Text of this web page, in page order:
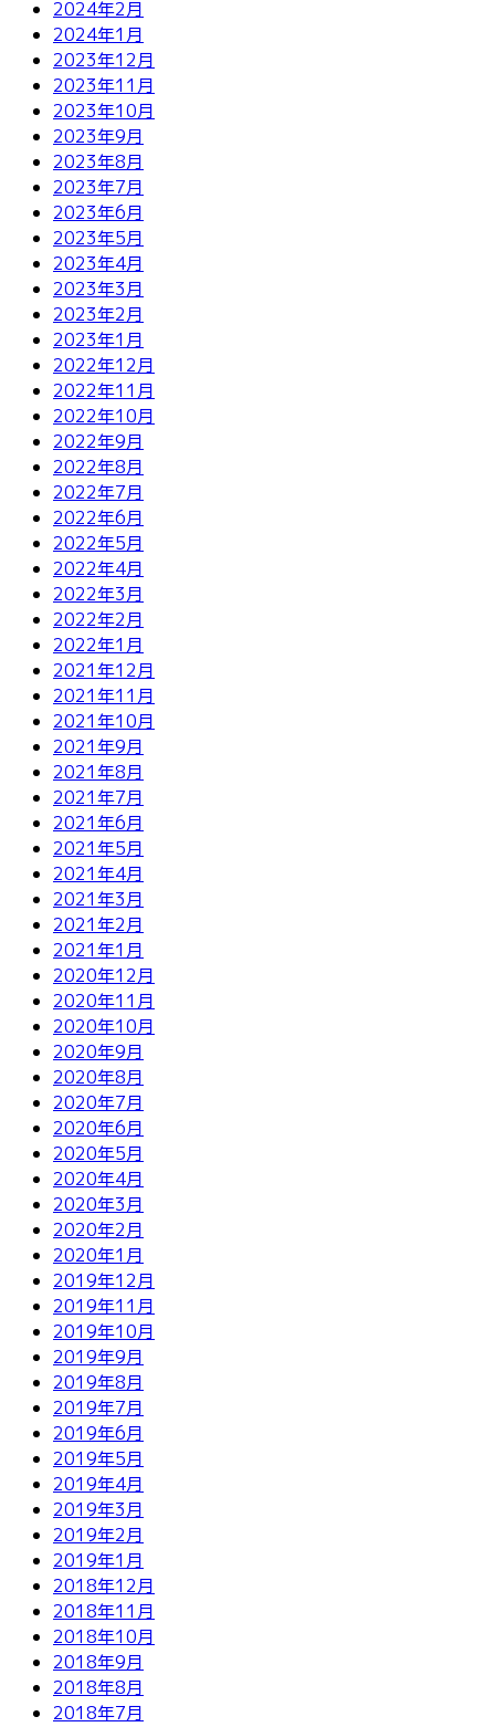
2024年2月
2024年1月
2023年12月
2023年11月
2023年10月
2023年9月
2023年8月
2023年7月
2023年6月
2023年5月
2023年4月
2023年3月
2023年2月
2023年1月
2022年12月
2022年11月
2022年10月
2022年9月
2022年8月
2022年7月
2022年6月
2022年5月
2022年4月
2022年3月
2022年2月
2022年1月
2021年12月
2021年11月
2021年10月
2021年9月
2021年8月
2021年7月
2021年6月
2021年5月
2021年4月
2021年3月
2021年2月
2021年1月
2020年12月
2020年11月
2020年10月
2020年9月
2020年8月
2020年7月
2020年6月
2020年5月
2020年4月
2020年3月
2020年2月
2020年1月
2019年12月
2019年11月
2019年10月
2019年9月
2019年8月
2019年7月
2019年6月
2019年5月
2019年4月
2019年3月
2019年2月
2019年1月
2018年12月
2018年11月
2018年10月
2018年9月
2018年8月
2018年7月